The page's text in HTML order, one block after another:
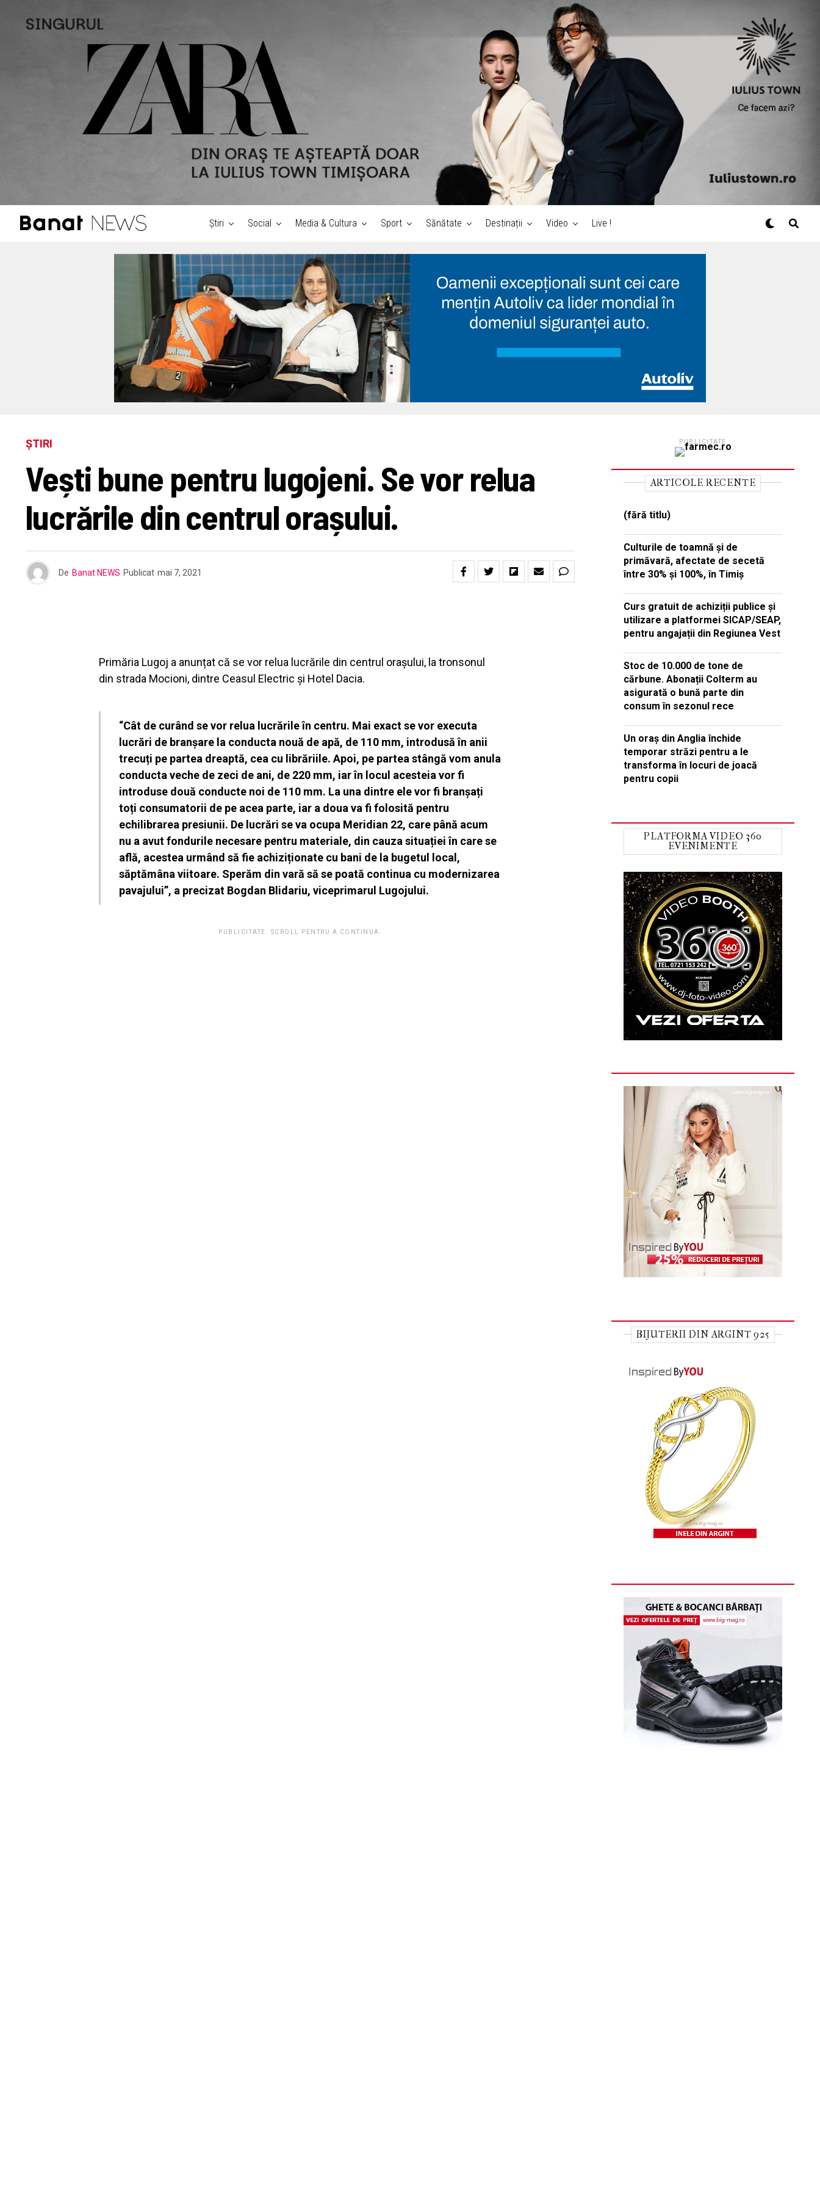
Știri Social Media & Cultura Sport Sănătate Destinații Video Live !
ȘTIRI
Vești bune pentru lugojeni. Se vor relua
lucrările din centrul orașului.
De Banat NEWS Publicat mai 7, 2021
Primăria Lugoj a anunțat că se vor relua lucrările din centrul orașului, la tronsonul
din strada Mocioni, dintre Ceasul Electric și Hotel Dacia.
“Cât de curând se vor relua lucrările în centru. Mai exact se vor executa
lucrări de branșare la conducta nouă de apă, de 110 mm, introdusă în anii
trecuți pe partea dreaptă, cea cu librăriile. Apoi, pe partea stângă vom anula
conducta veche de zeci de ani, de 220 mm, iar în locul acesteia vor fi
introduse două conducte noi de 110 mm. La una dintre ele vor fi branșați
toți consumatorii de pe acea parte, iar a doua va fi folosită pentru
echilibrarea presiunii. De lucrări se va ocupa Meridian 22, care până acum
nu a avut fondurile necesare pentru materiale, din cauza situației în care se
află, acestea urmând să fie achiziționate cu bani de la bugetul local,
săptămâna viitoare. Sperăm din vară să se poată continua cu moder­nizarea
pavajului”, a precizat Bogdan Blidariu, viceprimarul Lugojului.
PUBLICITATE. SCROLL PENTRU A CONTINUA.
PUBLICITATE
ARTICOLE RECENTE
(fără titlu)
Culturile de toamnă și de
primăvară, afectate de secetă
între 30% și 100%, în Timiș
Curs gratuit de achiziții publice și
utilizare a platformei SICAP/SEAP,
pentru angajații din Regiunea Vest
Stoc de 10.000 de tone de
cărbune. Abonații Colterm au
asigurată o bună parte din
consum în sezonul rece
Un oraș din Anglia închide
temporar străzi pentru a le
transforma în locuri de joacă
pentru copii
PLATFORMA VIDEO 360
EVENIMENTE
BIJUTERII DIN ARGINT 925